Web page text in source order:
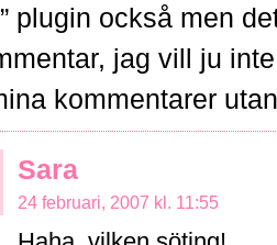
plugin också men
jag vill ju
kommentarer
Sara
24 februari, 2007 kl. 11:55